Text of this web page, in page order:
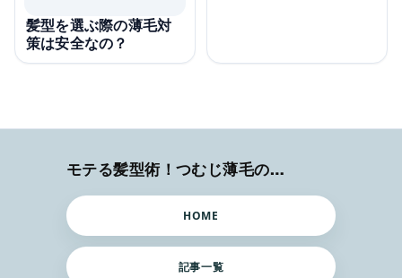
髪型を選ぶ際の薄毛対
策は安全なの？
モテる髪型術！つむじ薄毛の隠し方
HOME
記事一覧